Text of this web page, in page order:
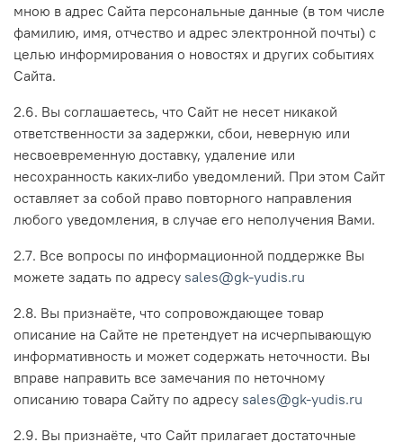
мною в адрес Сайта персональные данные (в том числе
фамилию, имя, отчество и адрес электронной почты) с
целью информирования о новостях и других событиях
Сайта.
2.6. Вы соглашаетесь, что Сайт не несет никакой
ответственности за задержки, сбои, неверную или
несвоевременную доставку, удаление или
несохранность каких-либо уведомлений. При этом Сайт
оставляет за собой право повторного направления
любого уведомления, в случае его неполучения Вами.
2.7. Все вопросы по информационной поддержке Вы
можете задать по адресу sales@gk-yudis.ru
2.8. Вы признаёте, что сопровождающее товар
описание на Сайте не претендует на исчерпывающую
информативность и может содержать неточности. Вы
вправе направить все замечания по неточному
описанию товара Сайту по адресу sales@gk-yudis.ru
2.9. Вы признаёте, что Сайт прилагает достаточные